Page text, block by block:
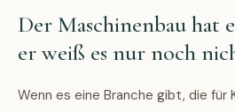
Der Maschinenbau
er weiß es nur noch
Wenn es eine Branche gibt, die für